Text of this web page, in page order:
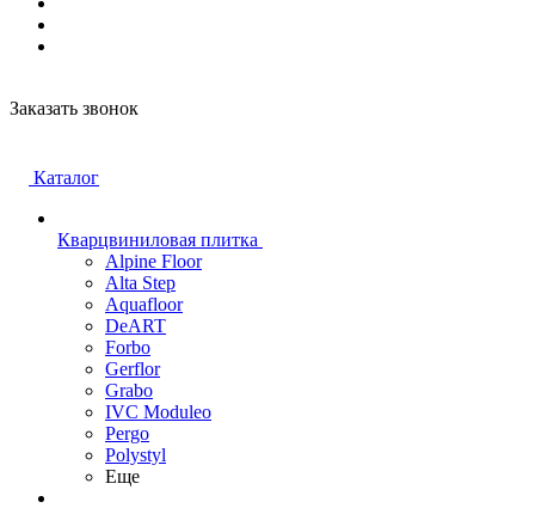
Заказать звонок
Каталог
Кварцвиниловая плитка
Alpine Floor
Alta Step
Aquafloor
DeART
Forbo
Gerflor
Grabo
IVC Moduleo
Pergo
Polystyl
Еще